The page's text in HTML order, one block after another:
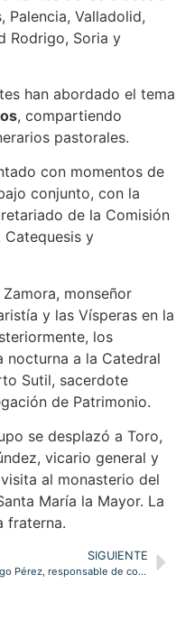
Palencia, Valladolid,
Rodrigo, Soria y
han abordado el tema
, compartiendo
pastorales.
con momentos de
conjunto, con la
de la Comisión
Catequesis y
monseñor
y las Vísperas en la
los
nocturna a la Catedral
Sutil, sacerdote
de Patrimonio.
se desplazó a Toro,
vicario general y
al monasterio del
María la Mayor. La
fraterna.
SIGUIENTE
Rodrigo Pérez, responsable de comunicación de Caritas Santander: “Ya se han recaudado más de 30.000 euros para Venezuela en Cantabria”